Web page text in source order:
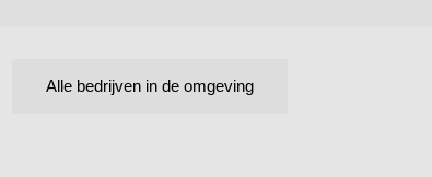
Alle bedrijven in de omgeving